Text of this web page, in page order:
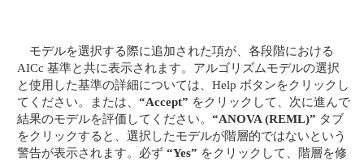
モデルを選択する際に追加された項が、各段階における
AICc 基準と共に表示されます。アルゴリズムモデルの選択
と使用した基準の詳細については、Help ボタンをクリックし
てください。または、“Accept” をクリックして、次に進んで
結果のモデルを評価してください。“ANOVA (REML)” タブ
をクリックすると、選択したモデルが階層的ではないという
警告が表示されます。必ず“Yes” をクリックして、階層を修